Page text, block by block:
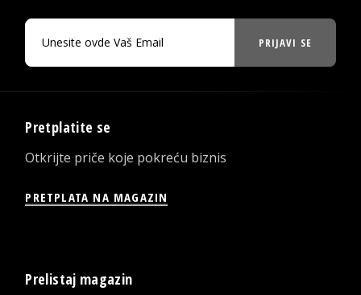
PRIJAVI SE
Pretplatite se
Otkrijte priče koje pokreću biznis
PRETPLATA NA MAGAZIN
Prelistaj magazin